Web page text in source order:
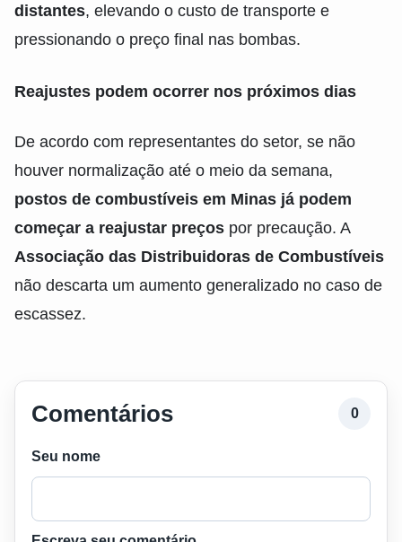
distantes, elevando o custo de transporte e
pressionando o preço final nas bombas.
Reajustes podem ocorrer nos próximos dias
De acordo com representantes do setor, se não
houver normalização até o meio da semana,
postos de combustíveis em Minas já podem
começar a reajustar preços por precaução. A
Associação das Distribuidoras de Combustíveis
não descarta um aumento generalizado no caso de
escassez.
Comentários 0
Seu nome